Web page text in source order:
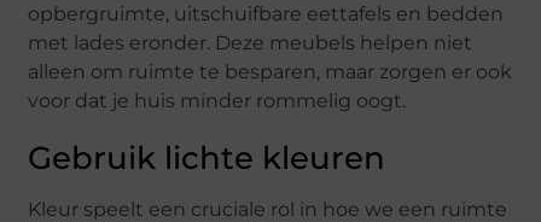
opbergruimte, uitschuifbare eettafels en bedden
met lades eronder. Deze meubels helpen niet
alleen om ruimte te besparen, maar zorgen er ook
voor dat je huis minder rommelig oogt.
Gebruik lichte kleuren
Kleur speelt een cruciale rol in hoe we een ruimte